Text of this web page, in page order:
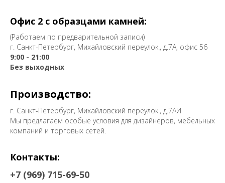
Офис 2 с образцами камней:
(Работаем по предварительной записи)
г. Санкт-Петербург, Михайловский переулок., д.7А, офис 56
9:00 - 21:00
Без выходных
Производство:
г. Санкт-Петербург, Михайловский переулок., д.7АИ
Мы предлагаем особые условия для дизайнеров, мебельных
компаний и торговых сетей.
Контакты:
+7 (969) 715-69-50